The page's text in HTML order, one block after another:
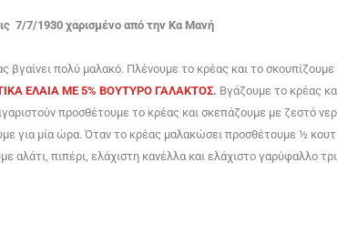
7/7/1930 χαρισμένο από την Κα Μανή
βγαίνει πολύ μαλακό. Πλένουμε το κρέας και το
ΕΛΑΙΑ ME 5% BOYTYΡΟ ΓΑΛΑΚΤΟΣ. Βγάζουμε το κρέας
προσθέτουμε το κρέας και σκεπάζουμε με ζεστό
για μία ώρα. Όταν το κρέας μαλακώσει προσθέτουμε ½
αλάτι, πιπέρι, ελάχιστη κανέλλα και ελάχιστο γαρύφαλλο